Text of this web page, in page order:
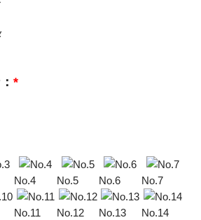
*
No.4 No.5 No.6 No.7
No.11 No.12 No.13 No.14